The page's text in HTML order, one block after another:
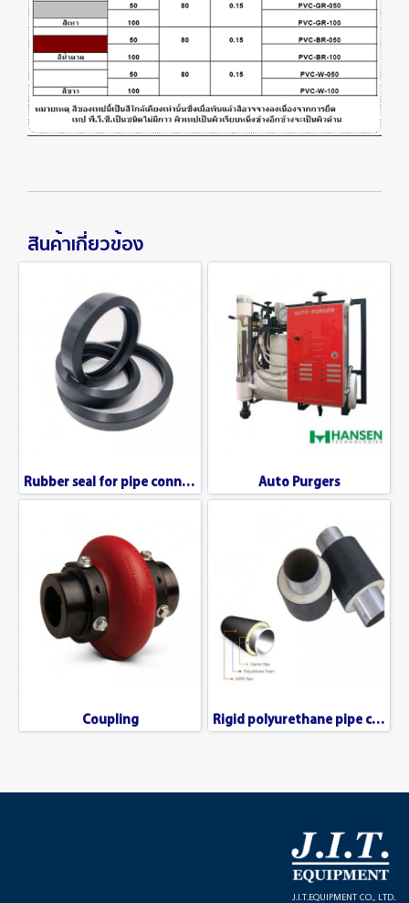
สินค้าเกี่ยวข้อง
Rubber seal for pipe connection Auto Purgers
Coupling Rigid polyurethane pipe covering
J.I.T.EQUIPMENT CO., LTD.